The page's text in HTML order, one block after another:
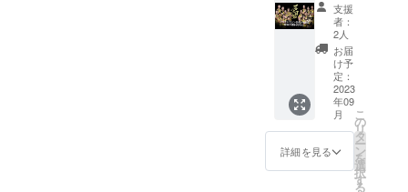
われる
ホーム
ゲーム
すべて
が対象
です。
メール
返信時
に希望
合にお
越しく
試合）
来シー
ズンの
試合分
に関し
まして
は、試
合日程
が決定
メール
にて連
試合を
随時
メール
にて確
認いた
しま
す。観
戦日当
日に
メール
の画面
通費自
費） 持
ち物：
バス
ケット
ボール
が出来
る格好
と昼
食、飲
み物 お
2023年
シーズ
ンの試
合への
団体観
戦チ
ケット
です。2
階自由
席への
ご案内
支援
者：
2人
お届
け予
定：
2023
年09
月
詳細を見る
こ
の
リ
タ
ー
ン
を
選
択
す
る